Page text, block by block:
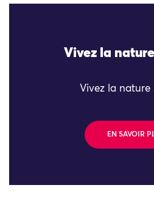
Vivez la
Vivez la nature
EN SAVOIR